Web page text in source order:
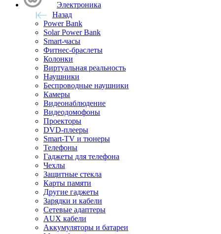
Электроника
Назад
Power Bank
Solar Power Bank
Smart-часы
Фитнес-браслеты
Колонки
Виртуальная реальность
Наушники
Беспроводные наушники
Камеры
Видеонаблюдение
Видеодомофоны
Проекторы
DVD-плееры
Smart-TV и тюнеры
Телефоны
Гаджеты для телефона
Чехлы
Защитные стекла
Карты памяти
Другие гаджеты
Зарядки и кабели
Сетевые адаптеры
AUX кабели
Аккумуляторы и батареи